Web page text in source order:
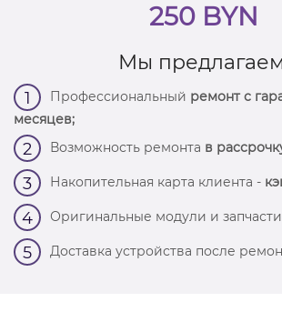
250 BYN
Мы
1 Профессиональный ремонт с
месяцев;
2 Возможность ремонта в
3 Накопительная карта клиента -
4 Оригинальные модули и
5 Доставка устройства после